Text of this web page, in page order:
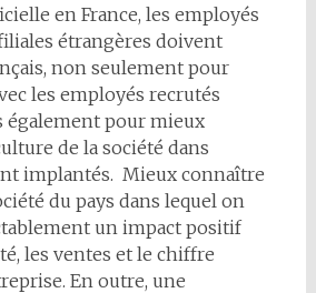
en France, les employés
étrangères doivent
non seulement pour
les employés recrutés
également pour mieux
de la société dans
implantés. Mieux connaître
du pays dans lequel on
un impact positif
les ventes et le chiffre
En outre, une